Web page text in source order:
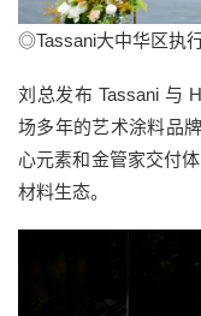
◎Tassani大中华区执
刘总发布 Tassani 与
场多年的艺术涂料品
心元素和金管家交付
材料生态。